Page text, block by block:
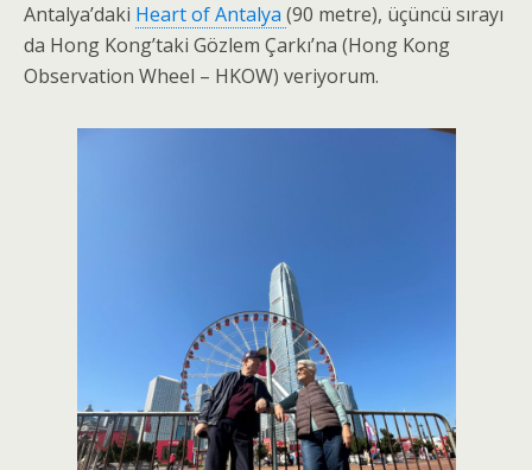
Antalya’daki Heart of Antalya (90 metre), üçüncü sırayı
da Hong Kong’taki Gözlem Çarkı’na (Hong Kong
Observation Wheel – HKOW) veriyorum.